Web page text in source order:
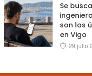
Se
son las
en Vigo
Posted
29 julio